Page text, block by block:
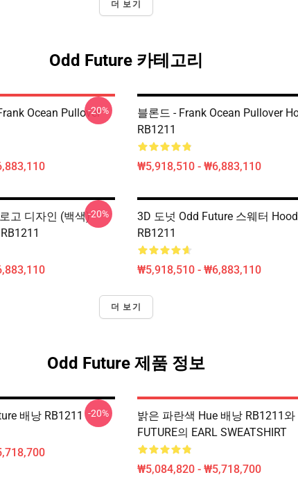
더 보기
Odd Future 카테고리
Ocean Pullover
-20%
블론드 - Frank Ocean Pullover
RB1211
₩5,918,510 - ₩6,883,110
고 디자인 (백색)-20%
3D 도넛 Odd Future 스웨터
RB1211
₩5,918,510 - ₩6,883,110
더 보기
Odd Future 제품 정보
배낭 RB1211 -20%
밝은 파란색 Hue 배낭 RB1211와
FUTURE의 EARL SWEATSHIRT
₩5,084,820 - ₩5,718,700